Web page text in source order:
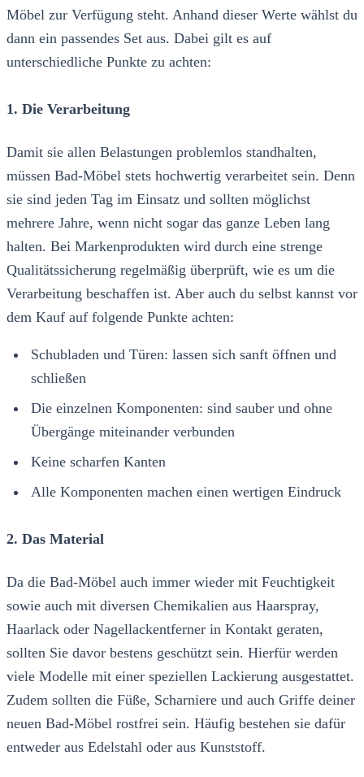
Möbel zur Verfügung steht. Anhand dieser Werte wählst du
dann ein passendes Set aus. Dabei gilt es auf
unterschiedliche Punkte zu achten:
1. Die Verarbeitung
Damit sie allen Belastungen problemlos standhalten,
müssen Bad-Möbel stets hochwertig verarbeitet sein. Denn
sie sind jeden Tag im Einsatz und sollten möglichst
mehrere Jahre, wenn nicht sogar das ganze Leben lang
halten. Bei Markenprodukten wird durch eine strenge
Qualitätssicherung regelmäßig überprüft, wie es um die
Verarbeitung beschaffen ist. Aber auch du selbst kannst vor
dem Kauf auf folgende Punkte achten:
Schubladen und Türen: lassen sich sanft öffnen und
schließen
Die einzelnen Komponenten: sind sauber und ohne
Übergänge miteinander verbunden
Keine scharfen Kanten
Alle Komponenten machen einen wertigen Eindruck
2. Das Material
Da die Bad-Möbel auch immer wieder mit Feuchtigkeit
sowie auch mit diversen Chemikalien aus Haarspray,
Haarlack oder Nagellackentferner in Kontakt geraten,
sollten Sie davor bestens geschützt sein. Hierfür werden
viele Modelle mit einer speziellen Lackierung ausgestattet.
Zudem sollten die Füße, Scharniere und auch Griffe deiner
neuen Bad-Möbel rostfrei sein. Häufig bestehen sie dafür
entweder aus Edelstahl oder aus Kunststoff.